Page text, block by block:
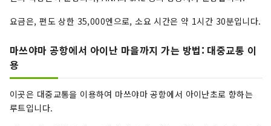
요금은, 편도 상한 35,000엔으로, 소요 시간은 약 1시간 30분입니다.
마쓰야마 공항에서 아이난 마을까지 가는 방법: 대중교통 이
용
이곳은 대중교통을 이용하여 마쓰야마 공항에서 아이난초로 향하는
루트입니다.